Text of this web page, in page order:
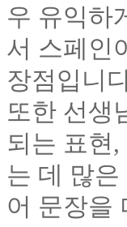
우 유익하
서 스페인
장점입니
또한 선생
되는 표현
는 데 많
어 문장을